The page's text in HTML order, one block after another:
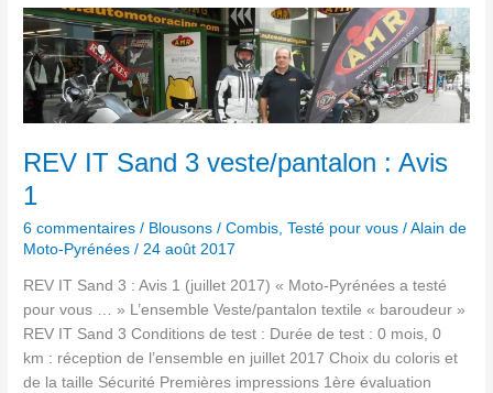
REV IT Sand 3 veste/pantalon : Avis
1
6 commentaires / Blousons / Combis ,Testé pour vous /Alain de
Moto-Pyrénées/ 24 août 2017
REV IT Sand 3 : Avis 1 (juillet 2017) « Moto-Pyrénées a testé
pour vous … » L’ensemble Veste/pantalon textile « baroudeur »
REV IT Sand 3 Conditions de test : Durée de test : 0 mois, 0
km : réception de l’ensemble en juillet 2017 Choix du coloris et
de la taille Sécurité Premières impressions 1ère évaluation
REV
IT
Sand
3
veste/pantalon
Avis
1